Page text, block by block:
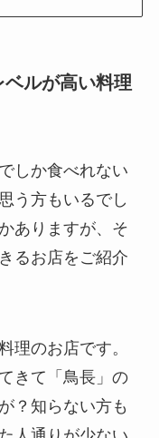
ルが高い料理
しか食べれない
う方もいるでし
ありますが、そ
るお店をご紹介
理のお店です。
きて「鳥長」の
？知らない方も